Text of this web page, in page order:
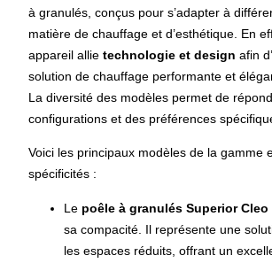
à granulés, conçus pour s’adapter à
matière de chauffage et d’esthétique. En
appareil allietechnologie et design afin
solution de chauffage performante et
La diversité des modèles permet de
configurations et des préférences
Voici les principaux modèles de la gamme
spécificités :
Le poêle à granulés Superior Cleo
sa compacité. Il représente une
les espaces réduits, offrant un